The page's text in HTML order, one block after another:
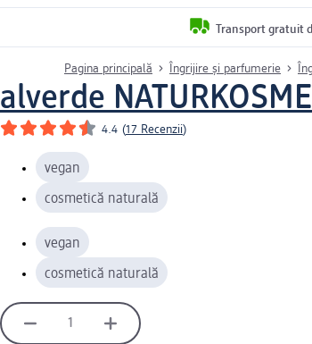
Transport gratuit
Pagina principală Îngrijire și parfumerie
alverde
4.4 (17 Recenzii)
vegan
cosmetică naturală
vegan
cosmetică naturală